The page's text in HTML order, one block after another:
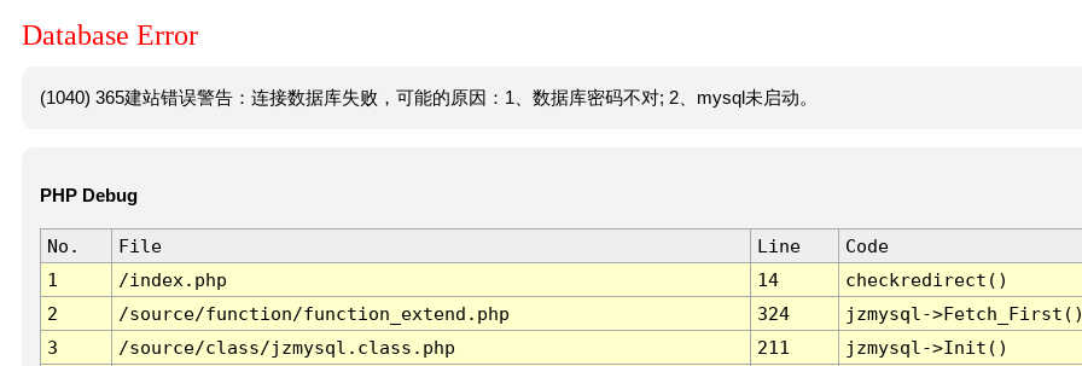
Database Error
(1040) 365建站错误警告：连接数据库失败，可能的原因：1、数据库密码不对; 2、mysql未启动。
PHP Debug
No. File Line
Code
1
/index.php 14
checkredirect()
2
/source/function/function_extend.php 324
jzmysql-
3
/source/class/jzmysql.class.php 211
jzmysql->Init()